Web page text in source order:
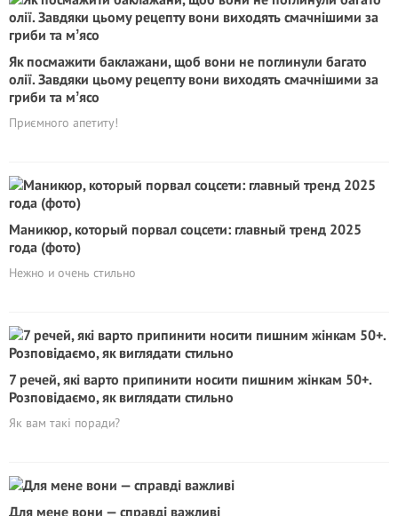
Як посмажити баклажани, щоб вони не поглинули багато
олії. Завдяки цьому рецепту вони виходять смачнішими за
гриби та мʼясо
Приємного апетиту!
Маникюр, который пopвaл соцсети: главный тренд 2025
года (фото)
Нежно и очень стильно
7 речей, які варто припинити носити пишним жінкам 50+.
Розповідаємо, як виглядати стильно
Як вам такі поради?
Для мене вони — справді важливі